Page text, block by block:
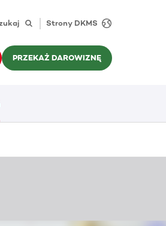
Strony DKMS
PRZEKAŻ DAROWIZNĘ